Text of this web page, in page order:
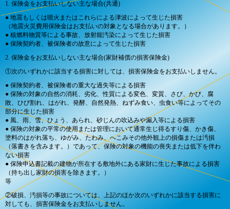
1. 保険金をお支払いしない主な場合(共通)
● 地震もしくは噴火またはこれらによる津波によって生じた損害
（地震火災費用保険金はお支払いの対象となる場合があります。）
● 核燃料物質等による事故、放射能汚染によって生じた損害
● 保険契約者、被保険者の故意によって生じた損害
2. 保険金をお支払いしない主な場合(家財補償の損害保険金)
①次のいずれかに該当する損害に対しては、損害保険金をお支払いしません。
● 保険契約者、被保険者の重大な過失等による損害
● 保険の対象の自然の消耗、劣化、性質による変色、変質、さび、かび、腐
敗、ひび割れ、はがれ、発酵、自然発熱、ねずみ食い、虫食い等によってその
部分に生じた損害
● 風、雨、雪、ひょう、あられ、砂じんの吹込みや漏入等による損害
● 保険の対象の平常の使用または管理において通常生じ得るすり傷、かき傷、
塗料のはがれ落ち、ゆがみ、たわみ、へこみその他外観上の損傷または汚損
（落書きを含みます。）であって、保険の対象の機能の喪失または低下を伴わ
ない損害
● 保険申込書記載の建物が所在する敷地外にある家財に生じた事故による損害
（持ち出し家財の損害を除きます。）
等
②破損、汚損等の事故については、上記のほか次のいずれかに該当する損害に
対しても、損害保険金をお支払いしません。